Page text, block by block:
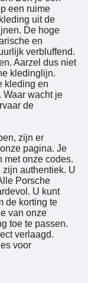
een ruime
uit de
De hoge
en
verbluffend.
Aarzel dus niet
kledinglijn.
kleding en
wacht je
de
zijn er
pagina. Je
met onze codes.
authentiek. U
Porsche
U kunt
de korting te
van onze
toe te passen.
verlaagd.
voor